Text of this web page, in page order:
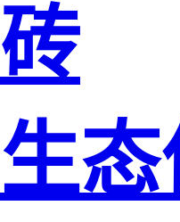
砖
生